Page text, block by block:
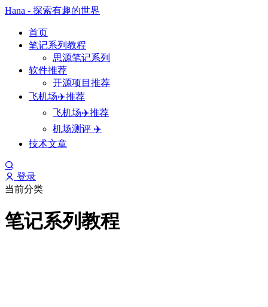
Hana - 探索有趣的世界
首页
笔记系列教程
思源笔记系列
软件推荐
开源项目推荐
飞机场✈️推荐
飞机场✈️推荐
机场测评 ✈️
技术文章
登录
当前分类
笔记系列教程